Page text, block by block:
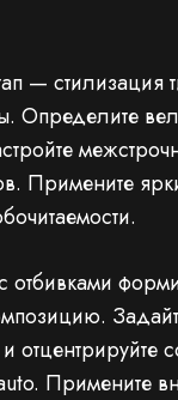
— стилизация
Определите
Примените
отцентрируйте
Примените